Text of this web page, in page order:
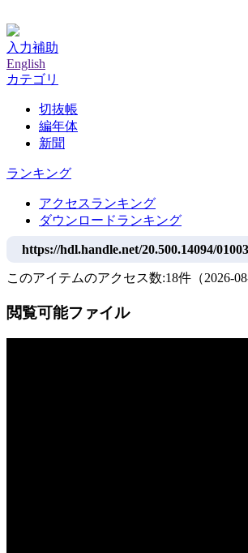
入力補助
English
カテゴリ
切抜帳
編年体
新聞
ランキング
アクセスランキング
ダウンロードランキング
https://hdl.handle.net/20.500.14094/
このアイテムのアクセス数:18件 （2026-
閲覧可能ファイル